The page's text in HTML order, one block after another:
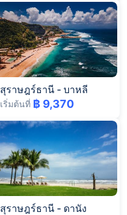
สุราษฎร์ธานี - บาหลี
เริ่มต้นที่ ฿ 9,370
สุราษฎร์ธานี - ดานัง